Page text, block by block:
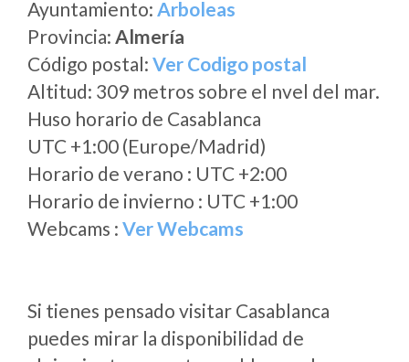
Ayuntamiento: Arboleas
Provincia: Almería
Código postal: Ver Codigo postal
Altitud: 309 metros sobre el nvel del mar.
Huso horario de Casablanca
UTC +1:00 (Europe/Madrid)
Horario de verano : UTC +2:00
Horario de invierno : UTC +1:00
Webcams : Ver Webcams
Si tienes pensado visitar Casablanca
puedes mirar la disponibilidad de